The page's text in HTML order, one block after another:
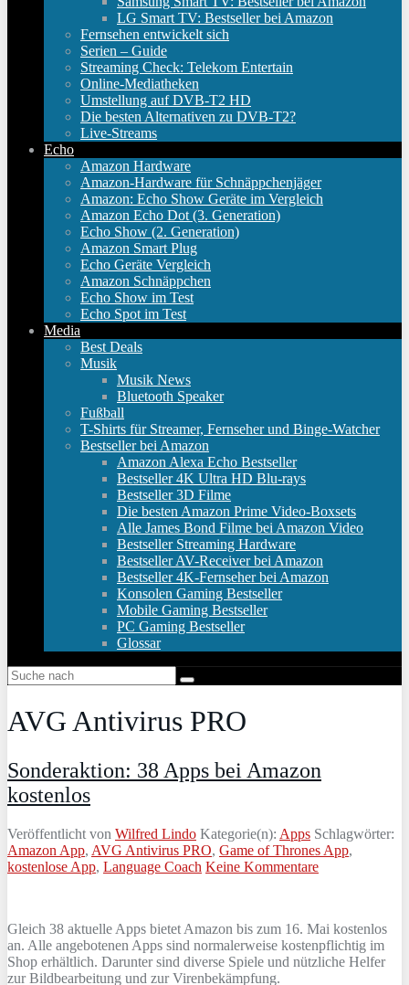
LG Smart TV: Bestseller bei Amazon
Fernsehen entwickelt sich
Serien – Guide
Streaming Check: Telekom Entertain
Online-Mediatheken
Umstellung auf DVB-T2 HD
Die besten Alternativen zu DVB-T2?
Live-Streams
Echo
Amazon Hardware
Amazon-Hardware für Schnäppchenjäger
Amazon: Echo Show Geräte im Vergleich
Amazon Echo Dot (3. Generation)
Echo Show (2. Generation)
Amazon Smart Plug
Echo Geräte Vergleich
Amazon Schnäppchen
Echo Show im Test
Echo Spot im Test
Media
Best Deals
Musik
Musik News
Bluetooth Speaker
Fußball
T-Shirts für Streamer, Fernseher und Binge-Watcher
Bestseller bei Amazon
Amazon Alexa Echo Bestseller
Bestseller 4K Ultra HD Blu-rays
Bestseller 3D Filme
Die besten Amazon Prime Video-Boxsets
Alle James Bond Filme bei Amazon Video
Bestseller Streaming Hardware
Bestseller AV-Receiver bei Amazon
Bestseller 4K-Fernseher bei Amazon
Konsolen Gaming Bestseller
Mobile Gaming Bestseller
PC Gaming Bestseller
Glossar
AVG Antivirus PRO
Sonderaktion: 38 Apps bei Amazon
kostenlos
Veröffentlicht von Wilfred Lindo Kategorie(n): Apps Schlagwörter:
Amazon App, AVG Antivirus PRO, Game of Thrones App,
kostenlose App, Language Coach Keine Kommentare
Gleich 38 aktuelle Apps bietet Amazon bis zum 16. Mai kostenlos
an. Alle angebotenen Apps sind normalerweise kostenpflichtig im
Shop erhältlich. Darunter sind diverse Spiele und nützliche Helfer
zur Bildbearbeitung und zur Virenbekämpfung.